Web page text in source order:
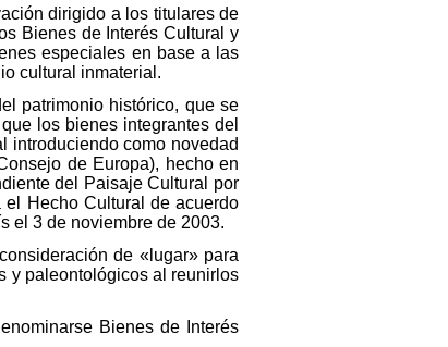
dirigido a los titulares de
Bienes de Interés Cultural y
especiales en base a las
cultural inmaterial.
patrimonio histórico, que se
los bienes integrantes del
introduciendo como novedad
de Europa), hecho en
del Paisaje Cultural por
Hecho Cultural de acuerdo
el 3 de noviembre de 2003.
de «lugar» para
y paleontológicos al reunirlos
Bienes de Interés